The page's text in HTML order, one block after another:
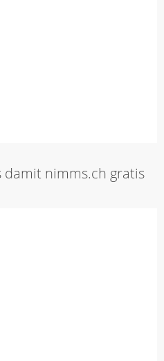
damit nimms.ch gratis